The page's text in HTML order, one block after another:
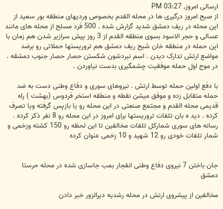
ت
ارسالی امروز, 03:27 PM
از صبح امروز درگیری ها در محله القدم بخصوص وردیهای منطقه بور سعید از
این محله در ریف دمشق شدید گزارش شده . 500 فرد مسلح از محله های مانند
عسالی و حجر الاسود بسوی منطقه القدم از 3 روز پیش سرازیر شدن هم زمان با
این حمله در منطقه خان شیح ریف دمشق هم تروریستها حملاتی رو برضد
مواضع ارتش تدارک دیدن . اسم نبردشون شکستن حصار حصار جنوب دمشقه .
در موج اول حمله موفقیت چشمگیری بدست نیاوردن .
با دفع اولین حمله توسط ارتش . نیروهای سوری و دفاع وطنی دست به ضد
حمله متقابل زده و موفق میشن نقطه و منطقه استخر فردوس (بهشت ) راه
قدیمی محله القدم و مجتمع صنعتی در این محله رو یا بازپس گرفته ویا تصرف
کرده . دید ه بان تلفات تروریستها برای امروز در این محله رو 8 نفر ذکر کرده .
رسانه های سوری شمارکل تلفات مخالفین تا این لحظه رو 150 کشته وزخمی و
شمار تلفات خودی رو 12 شهید و 10 زخمی عنوان کرده
جان باختن 7 نیروی دفاع وطنی انفجار بمب جاسازی شده در محله حرستا
دمشق
مخالفین از پیشروی ارتش در محله رشدیه دیرالزور خبر دادن